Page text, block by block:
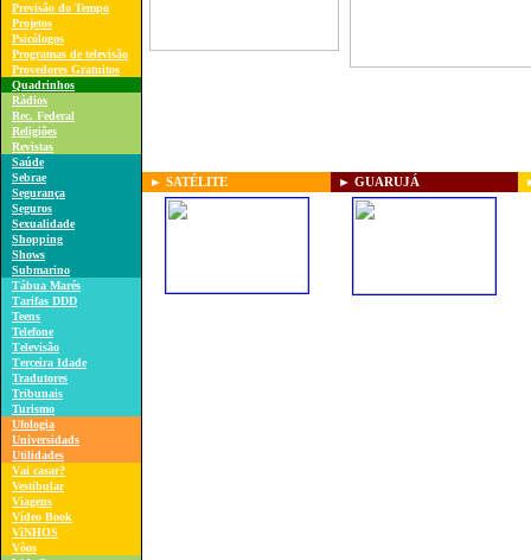
Previsão do Tempo
Projetos
Psicólogos
Programas de televisão
Provedores Gratuitos
Quadrinhos
Rádios
Rec. Federal
Religiões
Revistas
Saúde
Sebrae
Segurança
Seguros
Sexualidade
Shopping
Shows
Submarino
Tábua Marés
Tarifas DDD
Teens
Telefone
Televisão
Terceira Idade
Tradutores
Tribunais
Turismo
Ufologia
Universidads
Utilidades
Vai casar?
Vestibular
Viagens
Vídeo Book
ViNHOS
Vôos
► SATÉLITE ► GUARUJÁ